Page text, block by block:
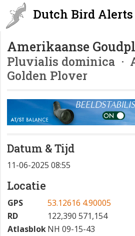
Dutch Bird Alerts
Amerikaanse
Pluvialis dominica ·
Golden Plover
Datum & Tijd
11-06-2025 08:55
Locatie
GPS
53.12616 4.90005
RD
122,390 571,154
AtlasblokNH 09-15-43